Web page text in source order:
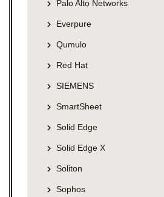
Palo Alto Networks
Everpure
Qumulo
Red Hat
SIEMENS
SmartSheet
Solid Edge
Solid Edge X
Soliton
Sophos